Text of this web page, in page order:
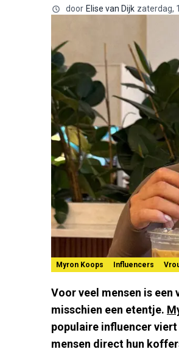
door Elise van Dijk zaterdag,
Myron Koops Influencers
Voor veel mensen is
misschien een etentje.
populaire influencer
mensen direct hun